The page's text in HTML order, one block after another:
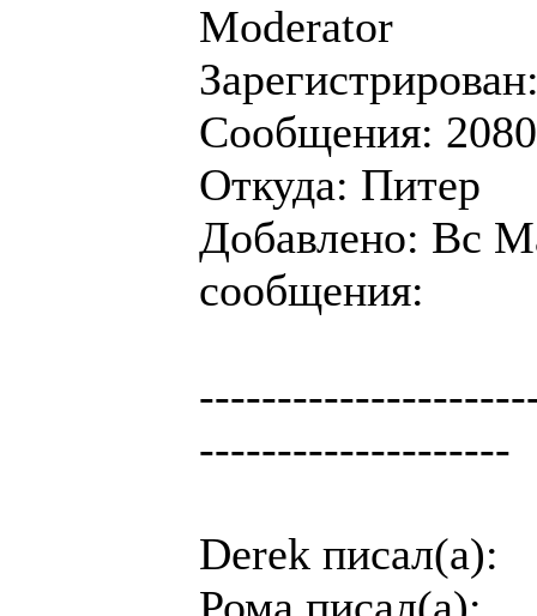
Moderator
Сообщения: 2080
Откуда: Питер
Добавлено: Вс
сообщения:
--------------------
Derek писал(а):